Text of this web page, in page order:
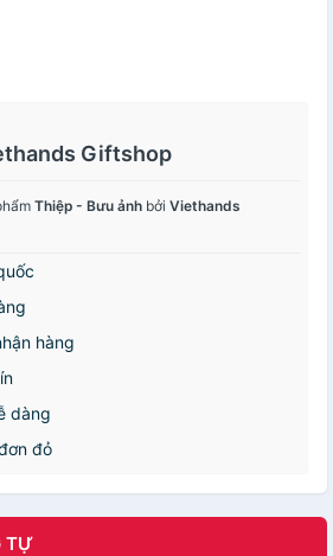
Giftshop
Thiệp - Bưu ảnh bởi Viethands
hàng
dàng
đỏ
TỰ